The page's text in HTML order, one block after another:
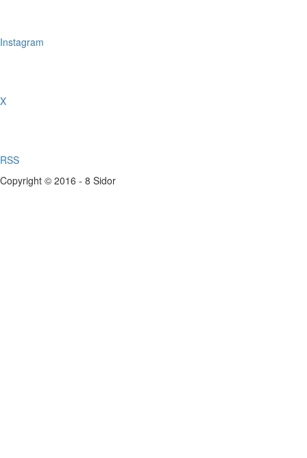
Instagram
X
RSS
Copyright © 2016 - 8 Sidor